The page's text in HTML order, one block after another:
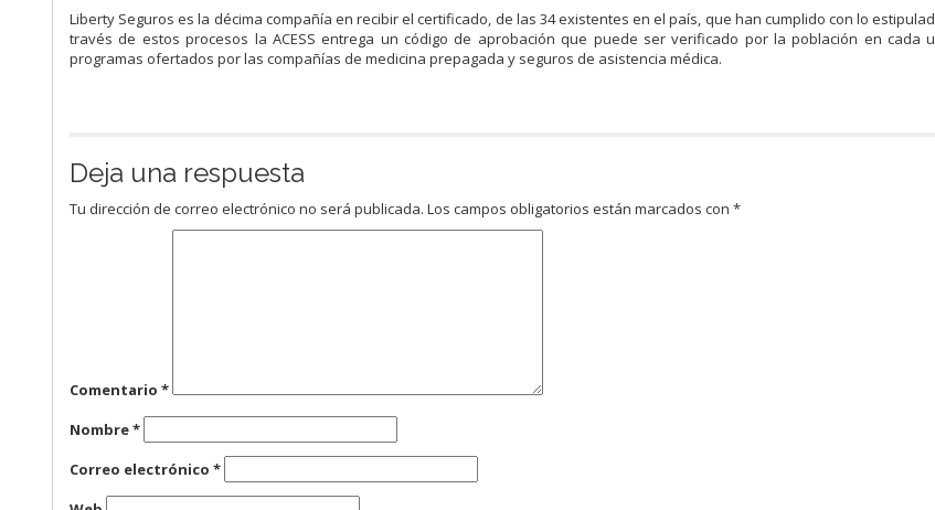
Liberty Seguros es la décima compañía en recibir el certificado, de las 34 existentes en el país, que han cumplido con lo
través de estos procesos la ACESS entrega un código de aprobación que puede ser verificado por la población en cada
programas ofertados por las compañías de medicina prepagada y seguros de asistencia médica.
Deja una respuesta
Tu dirección de correo electrónico no será publicada. Los campos obligatorios están marcados con*
Comentario*
Nombre*
Correo electrónico*